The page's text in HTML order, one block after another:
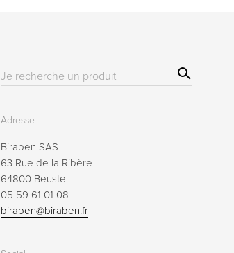
Résultat(s)
Sear
ch
Adresse
Biraben SAS
63 Rue de la Ribère
64800 Beuste
05 59 61 01 08
biraben@biraben.fr